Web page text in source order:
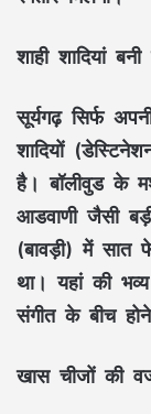
शाही शादियां
सूर्यगढ़ सिर्फ
शादियों
है। बॉलीवुड के
आडवाणी जैसी
(बावड़ी) में सात
था। यहां की
संगीत के बीच
खास चीजों की